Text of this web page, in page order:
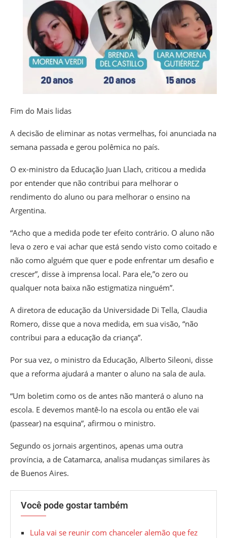
Fim do Mais lidas
A decisão de eliminar as notas vermelhas, foi anunciada na
semana passada e gerou polêmica no país.
O ex-ministro da Educação Juan Llach, criticou a medida
por entender que não contribui para melhorar o
rendimento do aluno ou para melhorar o ensino na
Argentina.
“Acho que a medida pode ter efeito contrário. O aluno não
leva o zero e vai achar que está sendo visto como coitado e
não como alguém que quer e pode enfrentar um desafio e
crescer”, disse à imprensa local. Para ele,”o zero ou
qualquer nota baixa não estigmatiza ninguém”.
A diretora de educação da Universidade Di Tella, Claudia
Romero, disse que a nova medida, em sua visão, “não
contribui para a educação da criança”.
Por sua vez, o ministro da Educação, Alberto Sileoni, disse
que a reforma ajudará a manter o aluno na sala de aula.
“Um boletim como os de antes não manterá o aluno na
escola. E devemos mantê-lo na escola ou então ele vai
(passear) na esquina”, afirmou o ministro.
Segundo os jornais argentinos, apenas uma outra
província, a de Catamarca, analisa mudanças similares às
de Buenos Aires.
Você pode gostar também
Lula vai se reunir com chanceler alemão que fez